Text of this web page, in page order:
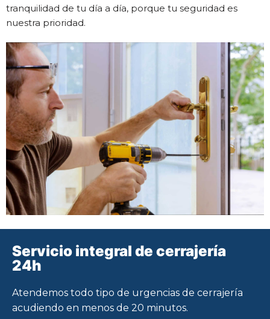
tranquilidad de tu día a día, porque tu seguridad es
nuestra prioridad.
Servicio integral de cerrajería
24h
Atendemos todo tipo de urgencias de cerrajería
acudiendo en menos de 20 minutos.